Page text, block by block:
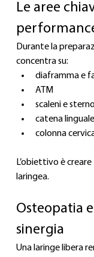
Le aree
Durante la
concentra su:
diaframma e
ATM
scaleni e
catena linguale
colonna
L’obiettivo è
laringea.
Osteopatia
sinergia
Una laringe libera